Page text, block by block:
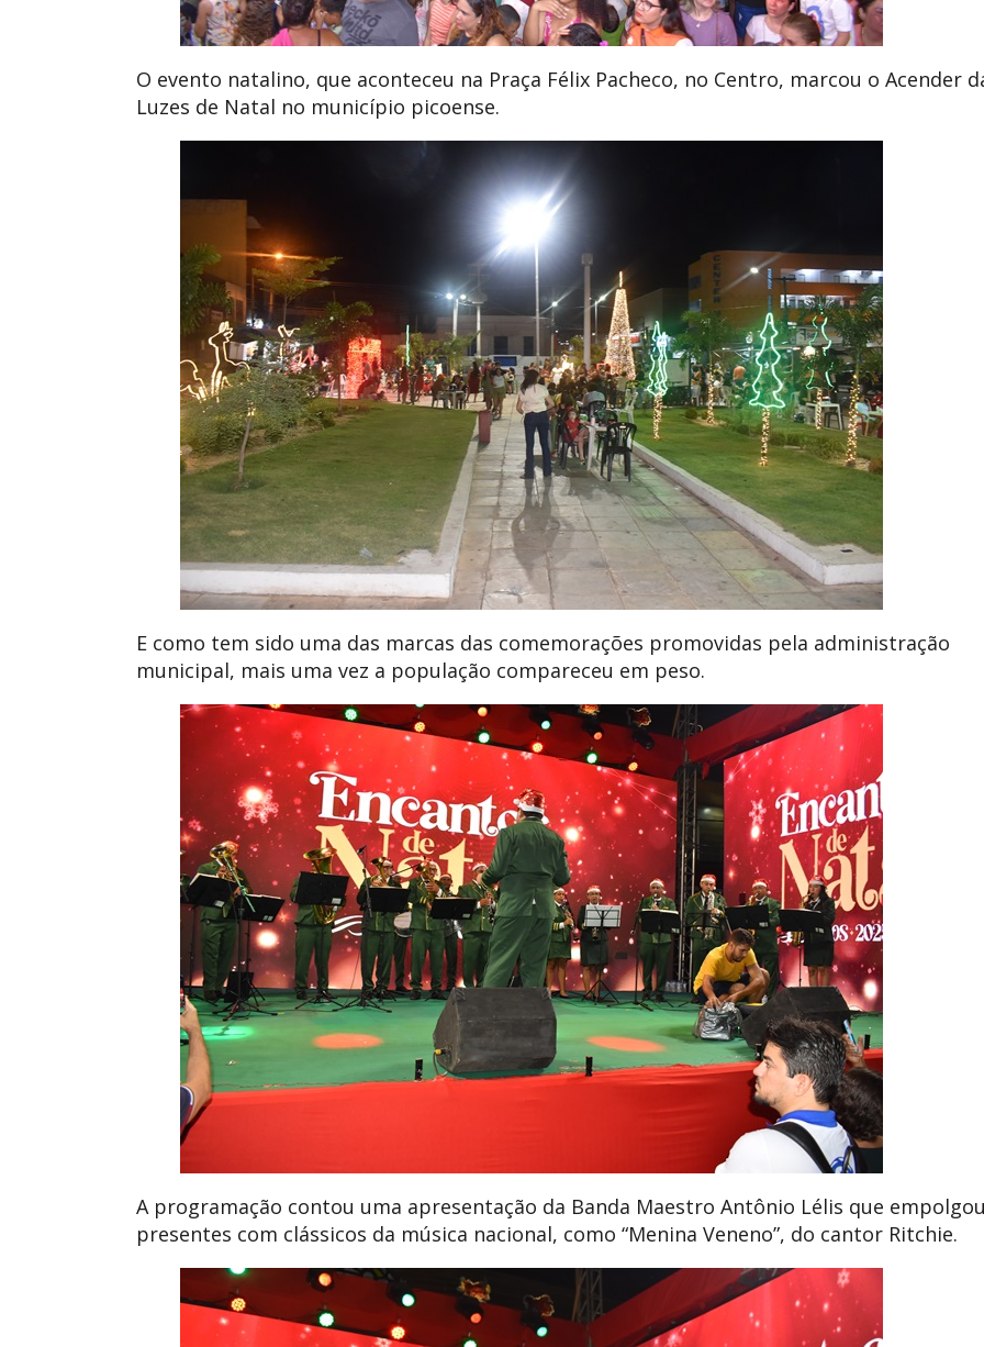
O evento natalino, que aconteceu na Praça Félix Pacheco, no Centro, marcou o Acender
Luzes de Natal no município picoense.
E como tem sido uma das marcas das comemorações promovidas pela administração
municipal, mais uma vez a população compareceu em peso.
A programação contou uma apresentação da Banda Maestro Antônio Lélis que
presentes com clássicos da música nacional, como “Menina Veneno”, do cantor Ritchie.